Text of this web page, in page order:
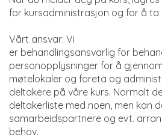
for kursadministrasjon og for å ta
Vårt ansvar: Vi
er behandlingsansvarlig for
personopplysninger for å
møtelokaler og foreta og
deltakere på våre kurs. Normalt
deltakerliste med noen, men kan
samarbeidspartnere og evt.
behov.